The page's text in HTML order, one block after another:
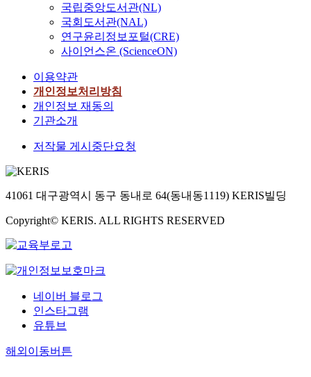
국립중앙도서관(NL)
국회도서관(NAL)
연구윤리정보포털(CRE)
사이언스온 (ScienceON)
이용약관
개인정보처리방침
개인정보 재동의
기관소개
저작물 게시중단요청
41061 대구광역시 동구 동내로 64(동내동1119) KERIS빌딩
Copyright© KERIS. ALL RIGHTS RESERVED
네이버 블로그
인스타그램
유튜브
해외이동버튼